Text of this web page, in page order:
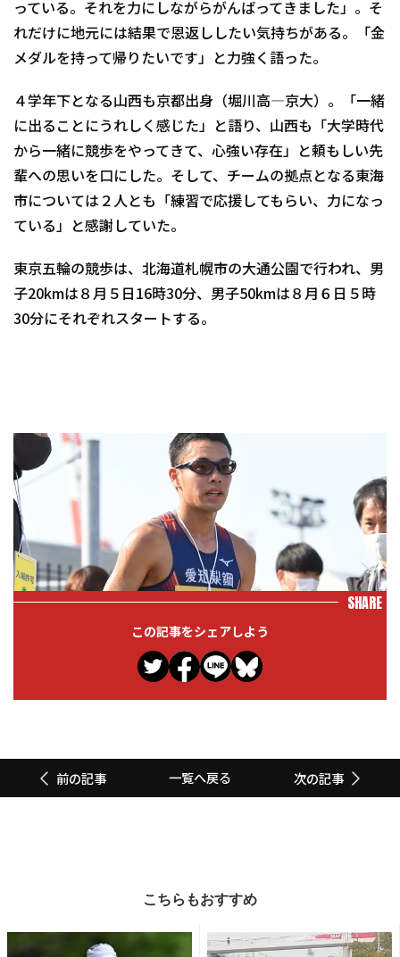
っている。それを力にしながらがんばってきました」。そ
れだけに地元には結果で恩返ししたい気持ちがある。「金
メダルを持って帰りたいです」と力強く語った。
４学年下となる山西も京都出身（堀川高―京大）。「一緒
に出ることにうれしく感じた」と語り、山西も「大学時代
から一緒に競歩をやってきて、心強い存在」と頼もしい先
輩への思いを口にした。そして、チームの拠点となる東海
市については２人とも「練習で応援してもらい、力になっ
ている」と感謝していた。
東京五輪の競歩は、北海道札幌市の大通公園で行われ、男
子20kmは８月５日16時30分、男子50kmは８月６日５時
30分にそれぞれスタートする。
SHARE
この記事をシェアしよう
前の記事 一覧へ戻る 次の記事
こちらもおすすめ